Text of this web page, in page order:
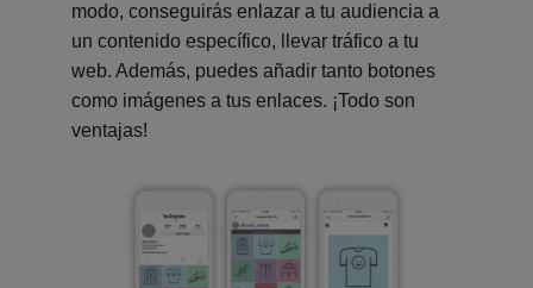
modo, conseguirás enlazar a tu audiencia a
un contenido específico, llevar tráfico a tu
web. Además, puedes añadir tanto botones
como imágenes a tus enlaces. ¡Todo son
ventajas!